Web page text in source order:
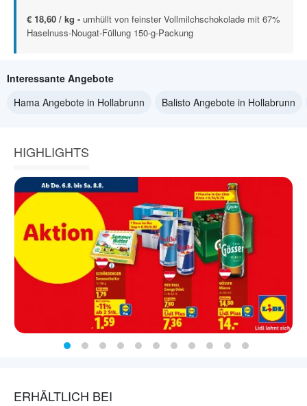
€ 18,60 / kg - umhüllt von feinster Vollmilchschokolade mit 67%
Haselnuss-Nougat-Füllung 150-g-Packung
Interessante Angebote
Hama Angebote in Hollabrunn
Balisto Angebote in Hollabrunn
HIGHLIGHTS
ERHÄLTLICH BEI